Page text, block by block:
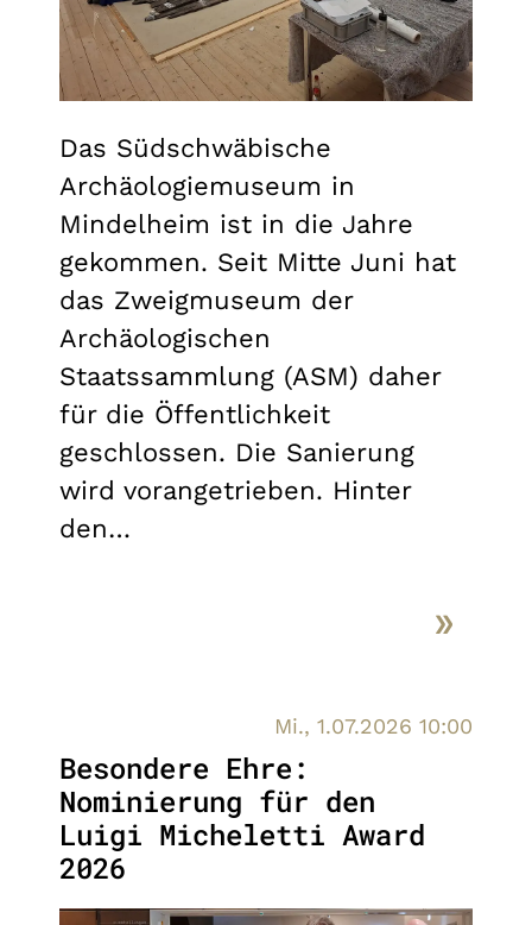
Das Südschwäbische
Archäologiemuseum in
Mindelheim ist in die Jahre
gekommen. Seit Mitte Juni hat
das Zweigmuseum der
Archäologischen
Staatssammlung (ASM) daher
für die Öffentlichkeit
geschlossen. Die Sanierung
wird vorangetrieben. Hinter
den…
Mi., 1.07.2026 10:00
Besondere Ehre:
Nominierung für den
Luigi Micheletti Award
2026